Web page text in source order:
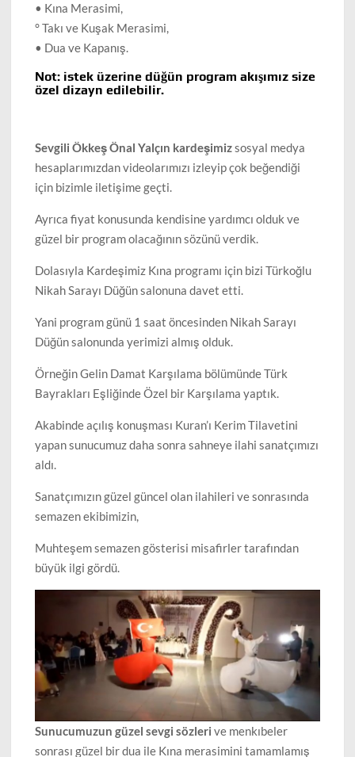
• Kına Merasimi,
° Takı ve Kuşak Merasimi,
• Dua ve Kapanış.
Not: istek üzerine düğün program akışımız size
özel dizayn edilebilir.
Sevgili Ökkeş Önal Yalçın kardeşimizsosyal medya
hesaplarımızdan videolarımızı izleyip çok beğendiği
için bizimle iletişime geçti.
Ayrıca fiyat konusunda kendisine yardımcı olduk ve
güzel bir program olacağının sözünü verdik.
Dolasıyla Kardeşimiz Kına programı için bizi Türkoğlu
Nikah Sarayı Düğün salonuna davet etti.
Yani program günü 1 saat öncesinden Nikah Sarayı
Düğün salonunda yerimizi almış olduk.
Örneğin Gelin Damat Karşılama bölümünde Türk
Bayrakları Eşliğinde Özel bir Karşılama yaptık.
Akabinde açılış konuşması Kuran’ı Kerim Tilavetini
yapan sunucumuz daha sonra sahneye ilahi sanatçımızı
aldı.
Sanatçımızın güzel güncel olan ilahileri ve sonrasında
semazen ekibimizin,
Muhteşem semazen gösterisi misafirler tarafından
büyük ilgi gördü.
Sunucumuzun güzel sevgi sözleri ve menkıbeler
sonrası güzel bir dua ile Kına merasimini tamamlamış